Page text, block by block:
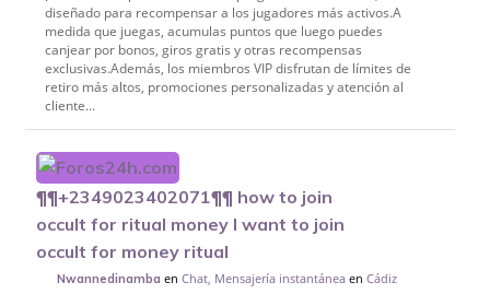
diseñado para recompensar a los jugadores más activos.A
medida que juegas, acumulas puntos que luego puedes
canjear por bonos, giros gratis y otras recompensas
exclusivas.Además, los miembros VIP disfrutan de límites de
retiro más altos, promociones personalizadas y atención al
cliente...
¶¶+2349023402071¶¶ how to join
occult for ritual money I want to join
occult for money ritual
Nwannedinamba enChat, Mensajería instantánea enCádiz